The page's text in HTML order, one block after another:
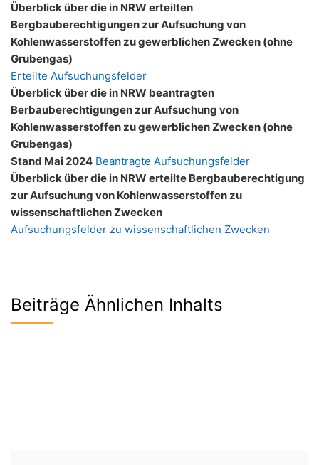
Überblick über die in NRW erteilten
Bergbauberechtigungen zur Aufsuchung von
Kohlenwasserstoffen zu gewerblichen Zwecken (ohne
Grubengas)
Erteilte Aufsuchungsfelder
Überblick über die in NRW beantragten
Berbauberechtigungen zur Aufsuchung von
Kohlenwasserstoffen zu gewerblichen Zwecken (ohne
Grubengas)
Stand Mai 2024 Beantragte Aufsuchungsfelder
Überblick über die in NRW erteilte Bergbauberechtigung
zur Aufsuchung von Kohlenwasserstoffen zu
wissenschaftlichen Zwecken
Aufsuchungsfelder zu wissenschaftlichen Zwecken
Beiträge Ähnlichen Inhalts